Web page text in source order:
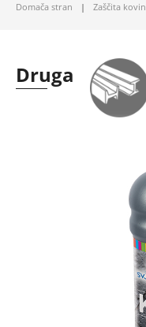
Domača stran Zaščita kovin
Druga